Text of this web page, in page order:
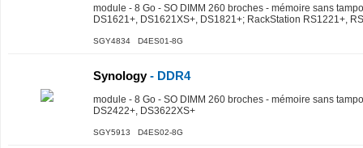
module - 8 Go - SO DIMM 260 broches - mémoire sans
DS1621+, DS1621XS+, DS1821+; RackStation RS1221+,
SGY4834 D4ES01-8G
Synology- DDR4
module - 8 Go - SO DIMM 260 broches - mémoire sans
DS2422+, DS3622XS+
SGY5913 D4ES02-8G